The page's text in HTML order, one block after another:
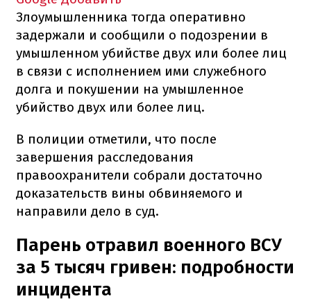
Злоумышленника тогда оперативно
задержали и сообщили о подозрении в
умышленном убийстве двух или более лиц
в связи с исполнением ими служебного
долга и покушении на умышленное
убийство двух или более лиц.
В полиции отметили, что после
завершения расследования
правоохранители собрали достаточно
доказательств вины обвиняемого и
направили дело в суд.
Парень отравил военного ВСУ
за 5 тысяч гривен: подробности
инцидента